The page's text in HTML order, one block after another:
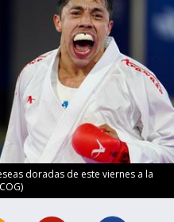
doradas de este viernes a la